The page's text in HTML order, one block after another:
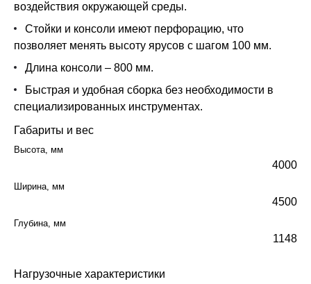
воздействия окружающей среды.
Стойки и консоли имеют перфорацию, что
позволяет менять высоту ярусов с шагом 100 мм.
Длина консоли – 800 мм.
Быстрая и удобная сборка без необходимости в
специализированных инструментах.
Габариты и вес
Высота, мм
4000
Ширина, мм
4500
Глубина, мм
1148
Нагрузочные характеристики